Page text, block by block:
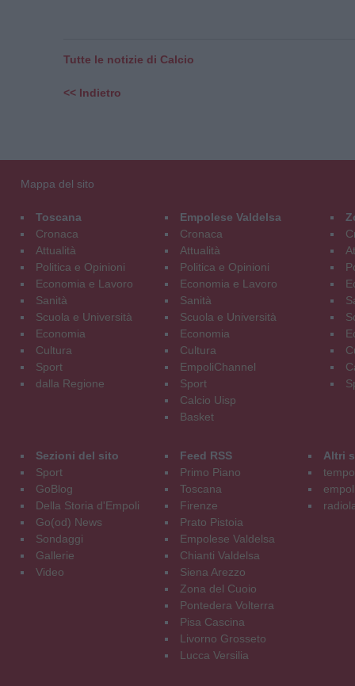
Tutte le notizie di Calcio
<< Indietro
Mappa del sito
Toscana
Cronaca
Attualità
Politica e Opinioni
Economia e Lavoro
Sanità
Scuola e Università
Economia
Cultura
Sport
dalla Regione
Empolese Valdelsa
Cronaca
Attualità
Politica e Opinioni
Economia e Lavoro
Sanità
Scuola e Università
Economia
Cultura
EmpoliChannel
Sport
Calcio Uisp
Basket
Sezioni del sito
Sport
GoBlog
Della Storia d'Empoli
Go(od) News
Sondaggi
Gallerie
Video
Feed RSS
Primo Piano
Toscana
Firenze
Prato Pistoia
Empolese Valdelsa
Chianti Valdelsa
Siena Arezzo
Zona del Cuoio
Pontedera Volterra
Pisa Cascina
Livorno Grosseto
Lucca Versilia
Altri